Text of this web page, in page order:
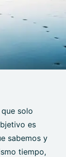
solo
es
sabemos y
tiempo,